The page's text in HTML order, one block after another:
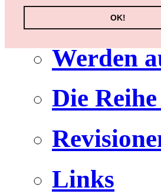
OK!
Werden
Die
Links